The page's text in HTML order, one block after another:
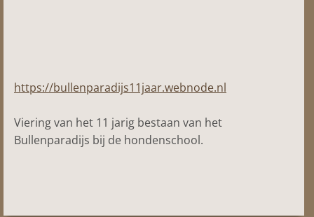
https://bullenparadijs11jaar.webnode.nl
Viering van het 11 jarig bestaan van het
Bullenparadijs bij de hondenschool.